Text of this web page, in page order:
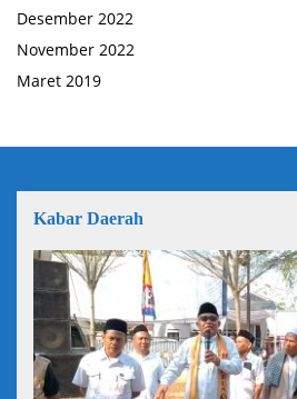
Desember 2022
November 2022
Maret 2019
Kabar Daerah